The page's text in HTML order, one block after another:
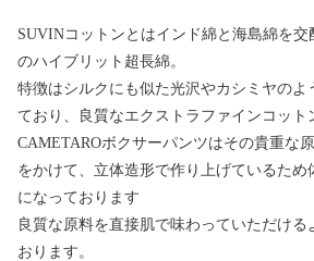
SUVINコットンとはインド綿と海島綿を
のハイブリット超長綿。
特徴はシルクにも似た光沢やカシミヤのよ
ており、良質なエクストラファインコット
CAMETAROボクサーパンツはその貴重な
をかけて、立体造形で作り上げているため
になっております
良質な原料を直接肌で味わっていただける
おりま